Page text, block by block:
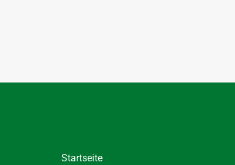
Startseite